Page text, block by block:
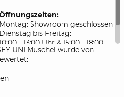
Öffnungszeiten:
Montag: Showroom geschlossen
Dienstag bis Freitag:
10:00 - 13:00 Uhr & 15:00 - 18:00
Uhr UNI Muschel wurde von